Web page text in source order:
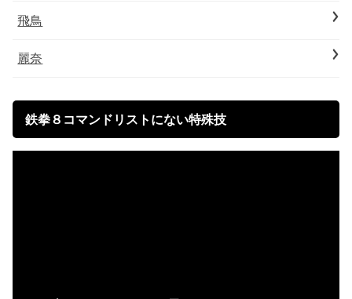
飛鳥
麗奈
鉄拳８コマンドリストにない特殊技